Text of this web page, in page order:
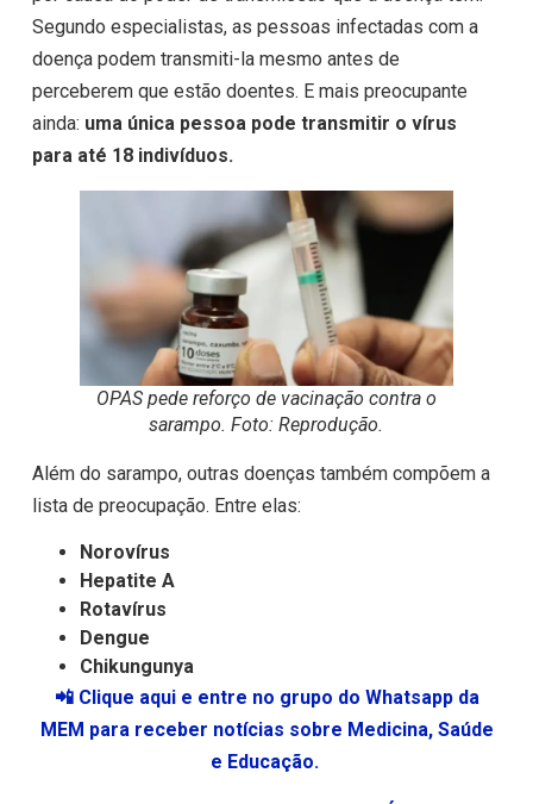
Segundo especialistas, as pessoas infectadas com a
doença podem transmiti-la mesmo antes de
perceberem que estão doentes. E mais preocupante
ainda: uma única pessoa pode transmitir o vírus
para até 18 indivíduos.
OPAS pede reforço de vacinação contra o
sarampo. Foto: Reprodução.
Além do sarampo, outras doenças também compõem a
lista de preocupação. Entre elas:
Norovírus
Hepatite A
Rotavírus
Dengue
Chikungunya
📲 Clique aqui e entre no grupo do Whatsapp da
MEM para receber notícias sobre Medicina, Saúde
e Educação.